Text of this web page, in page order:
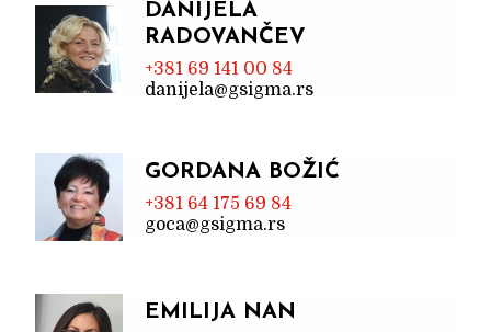
DANIJELA
RADOVANČEV
+381 69 141 00 84
danijela@gsigma.rs
GORDANA BOŽIĆ
+381 64 175 69 84
goca@gsigma.rs
EMILIJA NAN